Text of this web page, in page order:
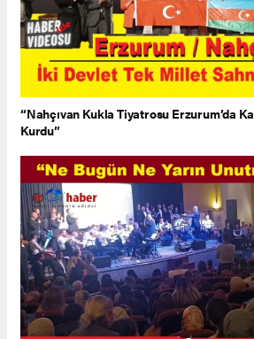
“Nahçıvan Kukla Tiyatrosu Erzurum’da
Kurdu”